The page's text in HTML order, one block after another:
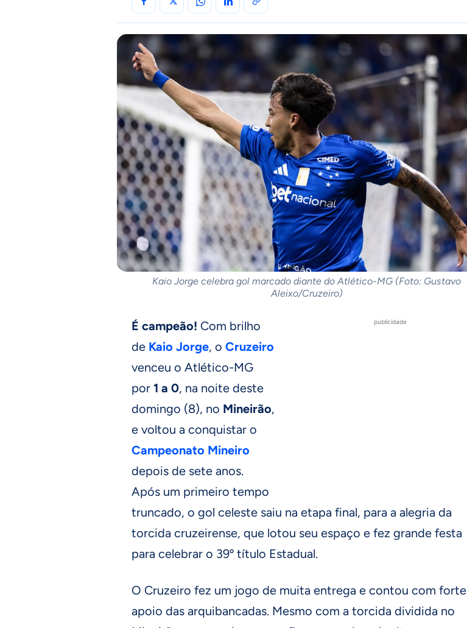
Kaio Jorge celebra gol marcado diante do Atlético-MG (Foto: Gustavo
Aleixo/Cruzeiro)
publicidade
É campeão! Com brilho
de Kaio Jorge, o Cruzeiro
venceu o Atlético-MG
por 1 a 0, na noite deste
domingo (8), no Mineirão,
e voltou a conquistar o
Campeonato Mineiro
depois de sete anos.
Após um primeiro tempo
truncado, o gol celeste saiu na etapa final, para a alegria da
torcida cruzeirense, que lotou seu espaço e fez grande festa
para celebrar o 39º título Estadual.
O Cruzeiro fez um jogo de muita entrega e contou com forte
apoio das arquibancadas. Mesmo com a torcida dividida no